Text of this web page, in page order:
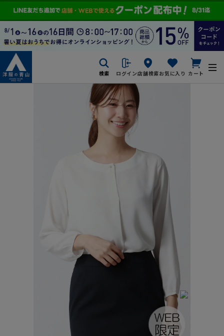
検索 ログイン店舗検索お気に入り カート